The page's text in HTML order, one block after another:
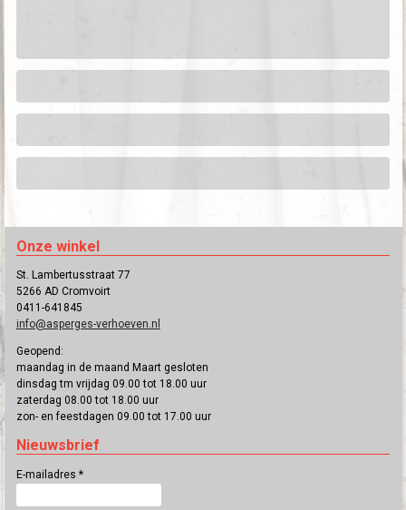
Onze winkel
St. Lambertusstraat 77
5266 AD Cromvoirt
0411-641845
info@asperges-verhoeven.nl
Geopend:
maandag in de maand Maart gesloten
dinsdag tm vrijdag 09.00 tot 18.00 uur
zaterdag 08.00 tot 18.00 uur
zon- en feestdagen 09.00 tot 17.00 uur
Nieuwsbrief
E-mailadres *